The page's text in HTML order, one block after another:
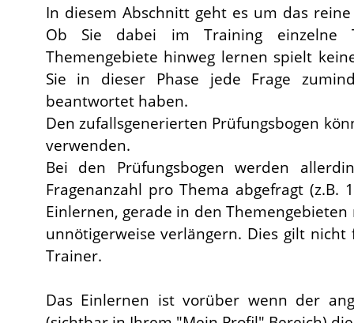
In diesem Abschnitt geht es um das
Ob Sie dabei im Training einzelne
Themengebiete hinweg lernen spielt
Sie in dieser Phase jede Frage
beantwortet haben.
Den zufallsgenerierten Prüfungsbogen
verwenden.
Bei den Prüfungsbogen werden
Fragenanzahl pro Thema abgefragt (z.B.
Einlernen, gerade in den
unnötigerweise verlängern. Dies gilt
Trainer.
Das Einlernen ist vorüber wenn der